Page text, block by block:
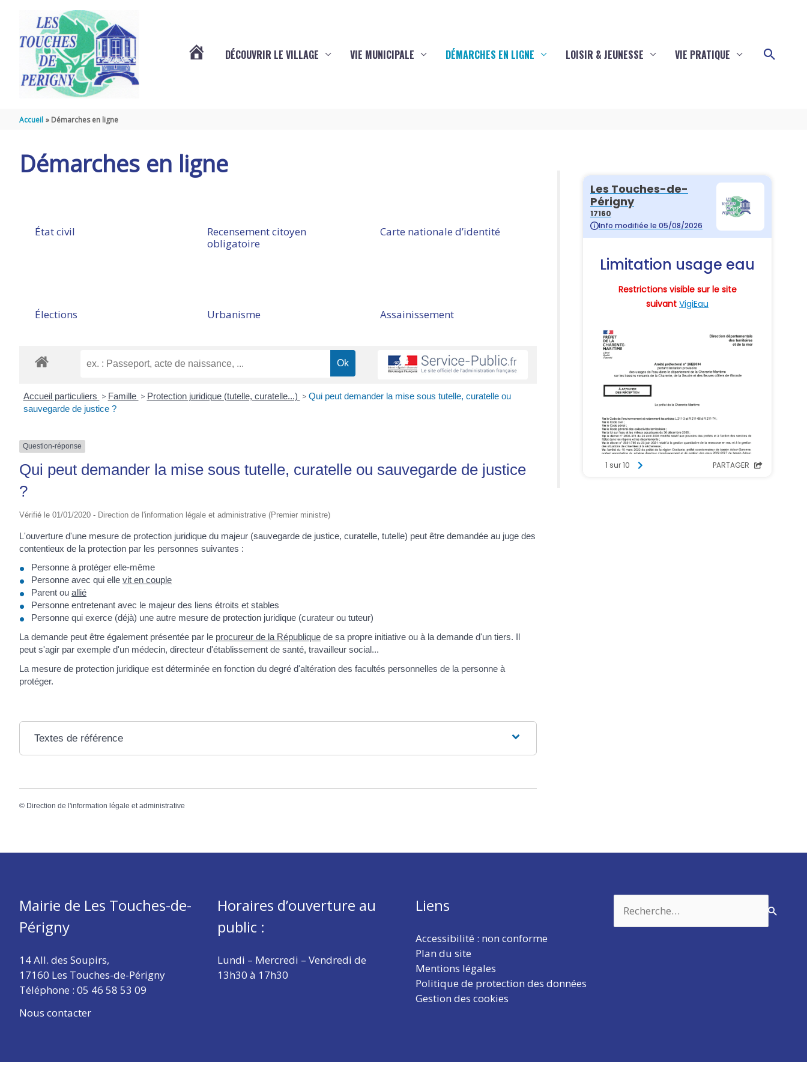
DÉCOUVRIR LE VILLAGE VIE MUNICIPALE DÉMARCHES EN LIGNE LOISIR & JEUNESSE VIE PRATIQUE
Accueil Démarches en ligne
Démarches en ligne
État civil
Recensement citoyen
obligatoire
Carte nationale d’identité
Élections Urbanisme Assainissement
Accueil particuliers > Famille > Protection juridique (tutelle, curatelle...) > Qui peut demander la mise sous tutelle, curatelle ou
sauvegarde de justice ?
Question-réponse
Qui peut demander la mise sous tutelle, curatelle ou sauvegarde de justice
?
Vérifié le 01/01/2020 - Direction de l'information légale et administrative (Premier ministre)
L'ouverture d'une mesure de protection juridique du majeur (sauvegarde de justice, curatelle, tutelle) peut être demandée au juge des
contentieux de la protection par les personnes suivantes :
Personne à protéger elle-même
Personne avec qui elle vit en couple
Parent ou allié
Personne entretenant avec le majeur des liens étroits et stables
Personne qui exerce (déjà) une autre mesure de protection juridique (curateur ou tuteur)
La demande peut être également présentée par le procureur de la République de sa propre initiative ou à la demande d'un tiers. Il
peut s'agir par exemple d'un médecin, directeur d'établissement de santé, travailleur social...
La mesure de protection juridique est déterminée en fonction du degré d'altération des facultés personnelles de la personne à
protéger.
Textes de référence
© Direction de l'information légale et administrative
Mairie de Les Touches-de-
Périgny
14 All. des Soupirs,
17160 Les Touches-de-Périgny
Téléphone : 05 46 58 53 09
Nous contacter
Horaires d’ouverture au
public :
Lundi – Mercredi – Vendredi de
13h30 à 17h30
Liens
Accessibilité : non conforme
Plan du site
Mentions légales
Politique de protection des données
Gestion des cookies